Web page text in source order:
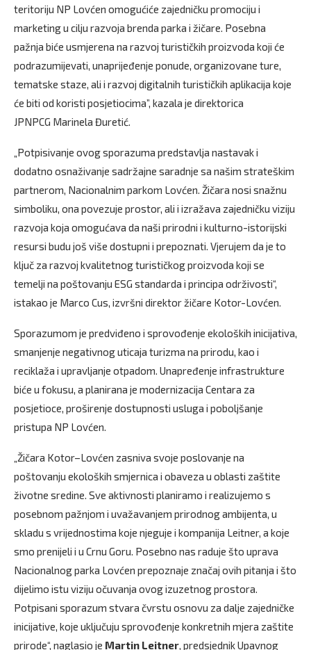
teritoriju NP Lovćen omogućiće zajedničku promociju i
marketing u cilju razvoja brenda parka i žičare. Posebna
pažnja biće usmjerena na razvoj turističkih proizvoda koji će
podrazumijevati, unaprijeđenje ponude, organizovane ture,
tematske staze, ali i razvoj digitalnih turističkih aplikacija koje
će biti od koristi posjetiocima”, kazala je direktorica
JPNPCG Marinela Đuretić.
„Potpisivanje ovog sporazuma predstavlja nastavak i
dodatno osnaživanje sadržajne saradnje sa našim strateškim
partnerom, Nacionalnim parkom Lovćen. Žičara nosi snažnu
simboliku, ona povezuje prostor, ali i izražava zajedničku viziju
razvoja koja omogućava da naši prirodni i kulturno-istorijski
resursi budu još više dostupni i prepoznati. Vjerujem da je to
ključ za razvoj kvalitetnog turističkog proizvoda koji se
temelji na poštovanju ESG standarda i principa održivosti“,
istakao je Marco Cus, izvršni direktor žičare Kotor-Lovćen.
Sporazumom je predviđeno i sprovođenje ekoloških inicijativa,
smanjenje negativnog uticaja turizma na prirodu, kao i
reciklaža i upravljanje otpadom. Unapređenje infrastrukture
biće u fokusu, a planirana je modernizacija Centara za
posjetioce, proširenje dostupnosti usluga i poboljšanje
pristupa NP Lovćen.
„Žičara Kotor–Lovćen zasniva svoje poslovanje na
poštovanju ekoloških smjernica i obaveza u oblasti zaštite
životne sredine. Sve aktivnosti planiramo i realizujemo s
posebnom pažnjom i uvažavanjem prirodnog ambijenta, u
skladu s vrijednostima koje njeguje i kompanija Leitner, a koje
smo prenijeli i u Crnu Goru. Posebno nas raduje što uprava
Nacionalnog parka Lovćen prepoznaje značaj ovih pitanja i što
dijelimo istu viziju očuvanja ovog izuzetnog prostora.
Potpisani sporazum stvara čvrstu osnovu za dalje zajedničke
inicijative, koje uključuju sprovođenje konkretnih mjera zaštite
prirode“, naglasio je Martin Leitner, predsjednik Upavnog